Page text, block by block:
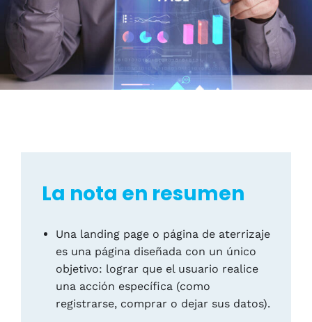
La nota en resumen
Una landing page o página de aterrizaje
es una página diseñada con un único
objetivo: lograr que el usuario realice
una acción específica (como
registrarse, comprar o dejar sus datos).